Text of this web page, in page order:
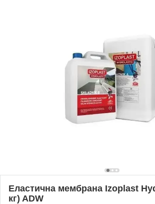
Еластична мембрана Izoplast
кг) ADW